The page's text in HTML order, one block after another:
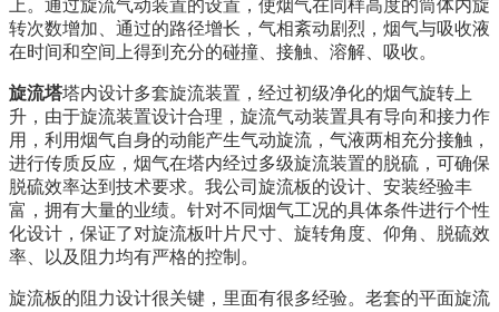
上。通过旋流气动装置的设置，使烟气在同样高度的筒体内旋
转次数增加、通过的路径增长，气相紊动剧烈，烟气与吸收液
在时间和空间上得到充分的碰撞、接触、溶解、吸收。
旋流塔塔内设计多套旋流装置，经过初级净化的烟气旋转上
升，由于旋流装置设计合理，旋流气动装置具有导向和接力作
用，利用烟气自身的动能产生气动旋流，气液两相充分接触，
进行传质反应，烟气在塔内经过多级旋流装置的脱硫，可确保
脱硫效率达到技术要求。我公司旋流板的设计、安装经验丰
富，拥有大量的业绩。针对不同烟气工况的具体条件进行个性
化设计，保证了对旋流板叶片尺寸、旋转角度、仰角、脱硫效
率、以及阻力均有严格的控制。
旋流板的阻力设计很关键，里面有很多经验。老套的平面旋流